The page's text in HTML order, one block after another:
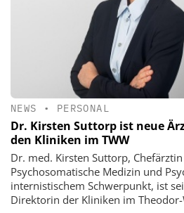
NEWS • PERSONAL
Dr. Kirsten Suttorp ist neue
den Kliniken im TWW
Dr. med. Kirsten Suttorp,
Psychosomatische Medizin und
internistischem Schwerpunkt, ist
Direktorin der Kliniken im Theodor-